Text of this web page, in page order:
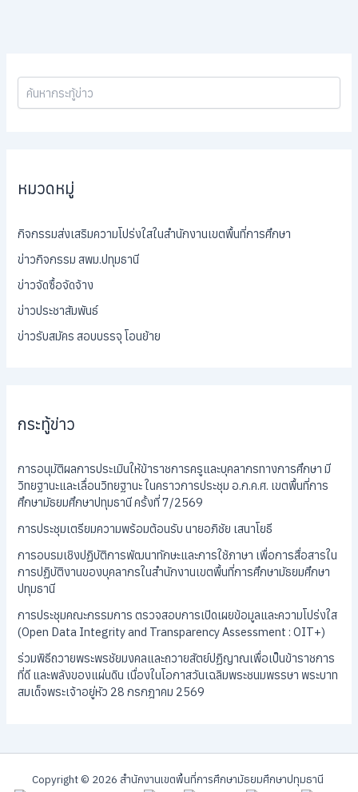
หมวดหมู่
กิจกรรมส่งเสริมความโปร่งใสในสำนักงานเขตพื้นที่การศึกษา
ข่าวกิจกรรม สพม.ปทุมธานี
ข่าวจัดซื้อจัดจ้าง
ข่าวประชาสัมพันธ์
ข่าวรับสมัคร สอบบรรจุ โอนย้าย
กระทู้ข่าว
การอนุมัติผลการประเมินให้ข้าราชการครูและบุคลากรทางการศึกษา มี
วิทยฐานะและเลื่อนวิทยฐานะ ในคราวการประชุม อ.ก.ค.ศ. เขตพื้นที่การ
ศึกษามัธยมศึกษาปทุมธานี ครั้งที่ 7/2569
การประชุมเตรียมความพร้อมต้อนรับ นายอภิชัย เสนาโยธี
การอบรมเชิงปฏิบัติการพัฒนาทักษะและการใช้ภาษา เพื่อการสื่อสารใน
การปฏิบัติงานของบุคลากรในสำนักงานเขตพื้นที่การศึกษามัธยมศึกษา
ปทุมธานี
การประชุมคณะกรรมการ ตรวจสอบการเปิดเผยข้อมูลและความโปร่งใส
(Open Data Integrity and Transparency Assessment : OIT+)
ร่วมพิธีถวายพระพรชัยมงคลและถวายสัตย์ปฏิญาณเพื่อเป็นข้าราชการ
ที่ดี และพลังของแผ่นดิน เนื่องในโอกาสวันเฉลิมพระชนมพรรษา พระบาท
สมเด็จพระเจ้าอยู่หัว 28 กรกฎาคม 2569
Copyright © 2026 สํานักงานเขตพื้นที่การศึกษามัธยมศึกษาปทุมธานี